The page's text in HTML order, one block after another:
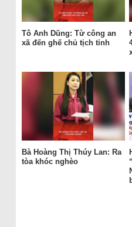
Tô Anh Dũng: Từ công an
xã đến ghế chủ tịch tỉnh
Bà Hoàng Thị Thúy Lan: Ra
tòa khóc nghèo